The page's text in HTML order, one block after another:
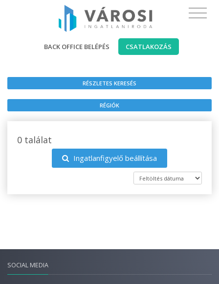
BACK OFFICE BELÉPÉS CSATLAKOZÁS
RÉSZLETES KERESÉS
RÉGIÓK
0 találat
Ingatlanfigyelő beállítása
SOCIAL MEDIA